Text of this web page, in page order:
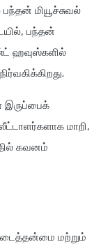
மியூச்சுவல்
பந்தன்
ஹவுஸ்களில்
இருப்பைக்
மாறி,
கவனம்
மற்றும்